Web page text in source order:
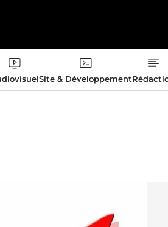
Site & Développement